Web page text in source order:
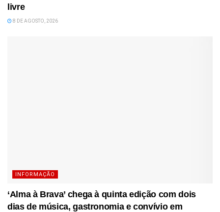
livre
8 DE AGOSTO, 2026
INFORMAÇÃO
‘Alma à Brava’ chega à quinta edição com dois
dias de música, gastronomia e convívio em